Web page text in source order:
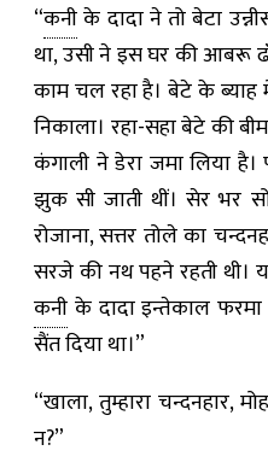
“कनीके दादा ने तो बेटा
था, उसी ने इस घर की आबरू
काम चल रहा है। बेटे के ब्याह
निकाला। रहा-सहा बेटे की
कंगाली ने डेरा जमा लिया
झुक सी जाती थीं। सेर भर
रोजाना, सत्तर तोले का
सरजे की नथ पहने रहती थी।
कनी के दादा इन्तेकाल
सैंत दिया था।”
“खाला, तुम्हारा चन्दनहार,
न?”